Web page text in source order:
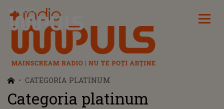
Radio Impuls
CATEGORIA PLATINUM
Categoria platinum